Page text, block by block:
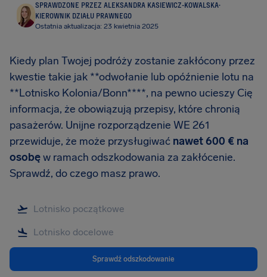
SPRAWDZONE PRZEZ ALEKSANDRA KASIEWICZ-KOWALSKA·
KIEROWNIK DZIAŁU PRAWNEGO
Ostatnia aktualizacja: 23 kwietnia 2025
Kiedy plan Twojej podróży zostanie zakłócony przez
kwestie takie jak **odwołanie lub opóźnienie lotu na
**Lotnisko Kolonia/Bonn****, na pewno ucieszy Cię
informacja, że obowiązują przepisy, które chronią
pasażerów. Unijne rozporządzenie WE 261
przewiduje, że może przysługiwać nawet600 € na
osobęw ramach odszkodowania za zakłócenie.
Sprawdź, do czego masz prawo.
Sprawdź odszkodowanie